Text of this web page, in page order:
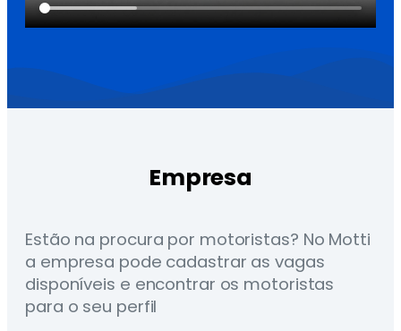
Empresa
Estão na procura por motoristas? No Motti
a empresa pode cadastrar as vagas
disponíveis e encontrar os motoristas
para o seu perfil